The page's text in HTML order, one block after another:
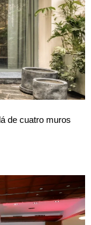
de cuatro muros